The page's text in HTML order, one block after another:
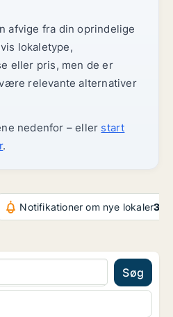
afvige fra din oprindelige
lokaletype,
eller pris, men de er
relevante alternativer
nedenfor – eller start
.
Notifikationer om nye lokaler
Søg